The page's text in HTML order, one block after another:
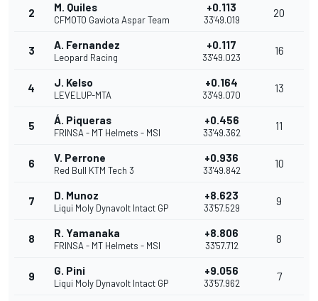
2 M. Quiles
CFMOTO Gaviota Aspar Team
+0.113
33'49.019
20
3 A. Fernandez
Leopard Racing
+0.117
33'49.023
16
4 J. Kelso
LEVELUP-MTA
+0.164
33'49.070
13
5 Á. Piqueras
FRINSA - MT Helmets - MSI
+0.456
33'49.362
11
6 V. Perrone
Red Bull KTM Tech 3
+0.936
33'49.842
10
7 D. Munoz
Liqui Moly Dynavolt Intact GP
+8.623
33'57.529
9
8 R. Yamanaka
FRINSA - MT Helmets - MSI
+8.806
33'57.712
8
9 G. Pini
Liqui Moly Dynavolt Intact GP
+9.056
33'57.962
7